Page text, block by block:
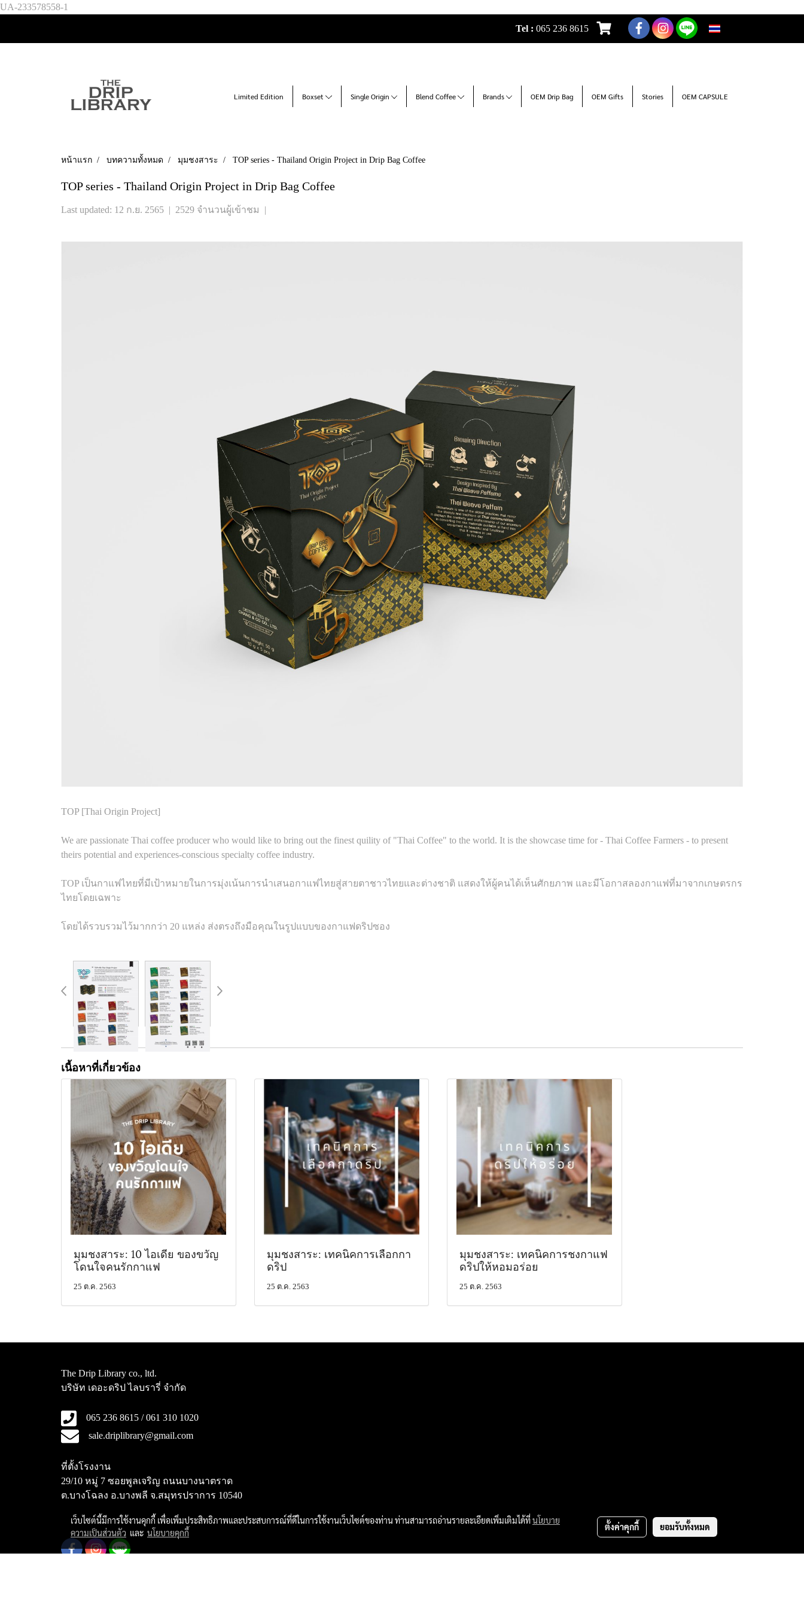
UA-233578558-1
Tel : 065 236 8615
Limited Edition Boxset Single Origin Blend Coffee Brands OEM Drip Bag OEM Gifts Stories OEM CAPSULE
หน้าแรก บทความทั้งหมด มุมชงสาระ TOP series - Thailand Origin Project in Drip Bag Coffee
TOP series - Thailand Origin Project in Drip Bag Coffee
Last updated: 12 ก.ย. 2565 | 2529 จำนวนผู้เข้าชม |
TOP [Thai Origin Project]
We are passionate Thai coffee producer who would like to bring out the finest quility of "Thai Coffee" to the world. It is the showcase time for - Thai Coffee Farmers - to present
theirs potential and experiences-conscious specialty coffee industry.
TOP เป็นกาแฟไทยที่มีเป้าหมายในการมุ่งเน้นการนำเสนอกาแฟไทยสู่สายตาชาวไทยและต่างชาติ แสดงให้ผู้คนได้เห็นศักยภาพ และมีโอกาสลองกาแฟที่มาจากเกษตรกร
ไทยโดยเฉพาะ
โดยได้รวบรวมไว้มากกว่า 20 แหล่ง ส่งตรงถึงมือคุณในรูปแบบของกาแฟดริปซอง
เนื้อหาที่เกี่ยวข้อง
มุมชงสาระ: 10 ไอเดีย ของขวัญ
โดนใจคนรักกาแฟ
25 ต.ค. 2563
มุมชงสาระ: เทคนิคการเลือกกา
ดริป
25 ต.ค. 2563
มุมชงสาระ: เทคนิคการชงกาแฟ
ดริปให้หอมอร่อย
25 ต.ค. 2563
The Drip Library co., ltd.
บริษัท เดอะดริป ไลบรารี่ จำกัด
065 236 8615 / 061 310 1020
sale.driplibrary@gmail.com
ที่ตั้งโรงงาน
29/10 หมู่ 7 ซอยพูลเจริญ ถนนบางนาตราด
ต.บางโฉลง อ.บางพลี จ.สมุทรปราการ 10540
เว็บไซต์นี้มีการใช้งานคุกกี้ เพื่อเพิ่มประสิทธิภาพและประสบการณ์ที่ดีในการใช้งานเว็บไซต์ของท่าน ท่านสามารถอ่านรายละเอียดเพิ่มเติมได้ที่นโยบาย
ความเป็นส่วนตัว และ นโยบายคุกกี้
ตั้งค่าคุกกี้ ยอมรับทั้งหมด